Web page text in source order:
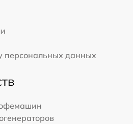
персональных данных